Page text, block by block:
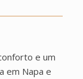
e um
em Napa e